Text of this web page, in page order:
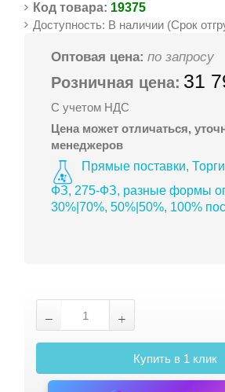
Код товара: 19375
Доступность: В наличии (Срок
Оптовая цена: по запросу
Розничная цена: 31
С учетом НДС
Цена может отличаться,
менеджеров
Прямые поставки,
ФЗ, 275-ФЗ, разные формы
30%|70%, 50%|50%, 100%
Купить в 1 клик